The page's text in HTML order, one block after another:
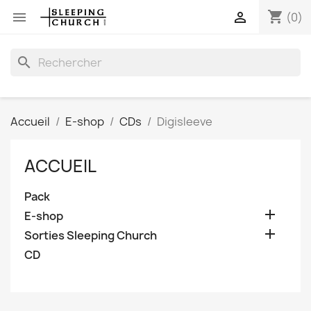
 shopping_cart (0)

search
Accueil E-shop CDs Digisleeve
ACCUEIL
Pack
E-shop

Sorties Sleeping Church 
CD